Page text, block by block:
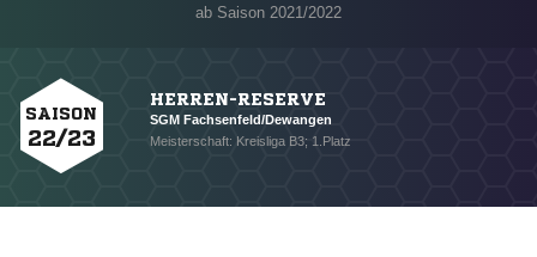
ab Saison 2021/2022
SAISON
22/23
HERREN-RESERVE
SGM Fachsenfeld/Dewangen
Meisterschaft: Kreisliga B3; 1.Platz